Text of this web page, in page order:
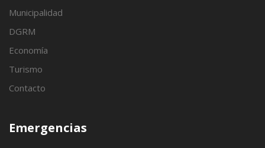
Municipalidad
DGRM
Economía
Turismo
Contacto
Emergencias